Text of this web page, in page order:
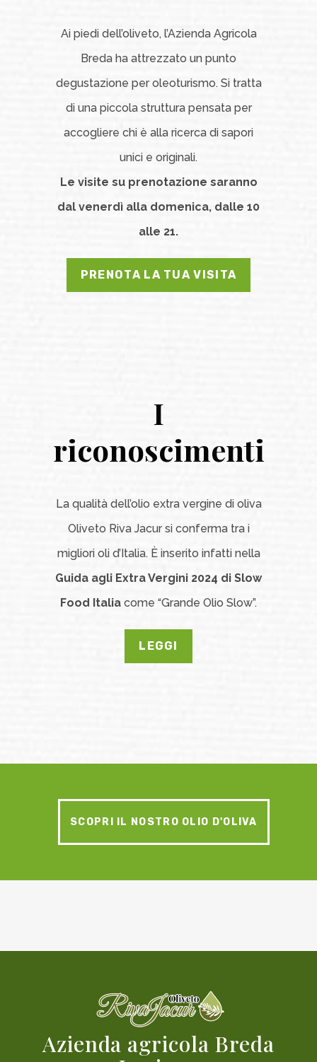
Ai piedi dell’oliveto, l’Azienda Agricola
Breda ha attrezzato un punto
degustazione per oleoturismo. Si tratta
di una piccola struttura pensata per
accogliere chi è alla ricerca di sapori
unici e originali.
Le visite su prenotazione saranno
dal venerdì alla domenica, dalle 10
alle 21.
PRENOTA LA TUA VISITA
I
riconoscimenti
La qualità dell’olio extra vergine di oliva
Oliveto Riva Jacur si conferma tra i
migliori oli d’Italia. È inserito infatti nella
Guida agli Extra Vergini 2024 di Slow
Food Italia come “Grande Olio Slow”.
LEGGI
SCOPRI IL NOSTRO OLIO D'OLIVA
Azienda agricola Breda